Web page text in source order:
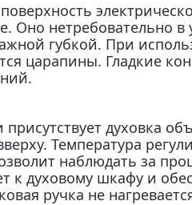
Оно нетребовательно в
губкой. При
царапины. Гладкие
присутствует духовка
Температура
наблюдать за
к духовому шкафу и
ручка не